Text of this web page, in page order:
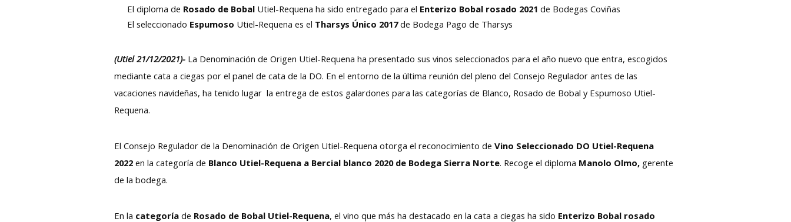
El diploma de Rosado de Bobal Utiel-Requena ha sido entregado para el Enterizo Bobal rosado 2021 de Bodegas Coviñas
El seleccionado Espumoso Utiel-Requena es el Tharsys Único 2017de Bodega Pago de Tharsys
(Utiel 21/12/2021)- La Denominación de Origen Utiel-Requena ha presentado sus vinos seleccionados para el año nuevo que entra, escogidos
mediante cata a ciegas por el panel de cata de la DO. En el entorno de la última reunión del pleno del Consejo Regulador antes de las
vacaciones navideñas, ha tenido lugar la entrega de estos galardones para las categorías de Blanco, Rosado de Bobal y Espumoso Utiel-
Requena.
El Consejo Regulador de la Denominación de Origen Utiel-Requena otorga el reconocimiento deVino Seleccionado DO Utiel-Requena
2022en la categoría de Blanco Utiel-Requena a Bercial blanco 2020 de Bodega Sierra Norte. Recoge el diploma Manolo Olmo, gerente
de la bodega.
En la categoría de Rosado de Bobal Utiel-Requena, el vino que más ha destacado en la cata a ciegas ha sido Enterizo Bobal rosado